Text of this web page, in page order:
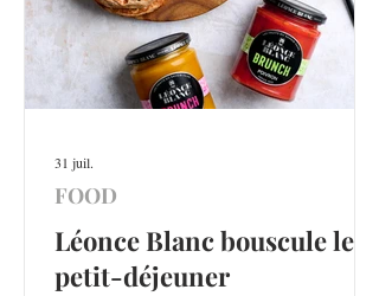
Léonce Blanc bouscule le
petit-déjeuner
FOOD
31 juil.